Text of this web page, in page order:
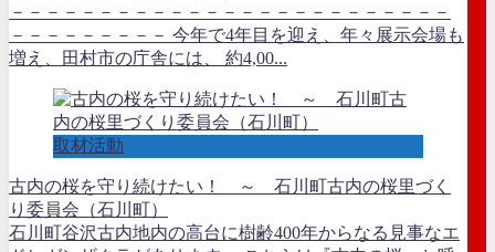
－－－－－－－－－－－－－－－－－－－－－－－－－
－－－－－－－－－ 今年で4年目を迎え、年々展示会場も
増え、田村市の庁舎には、 約4,00...
取材活動
古内の桜を守り続けたい！ ～ 石川町古内の桜里づく
り委員会（石川町）
石川町谷沢古内地内の高台に樹齢400年からなる見事なエ